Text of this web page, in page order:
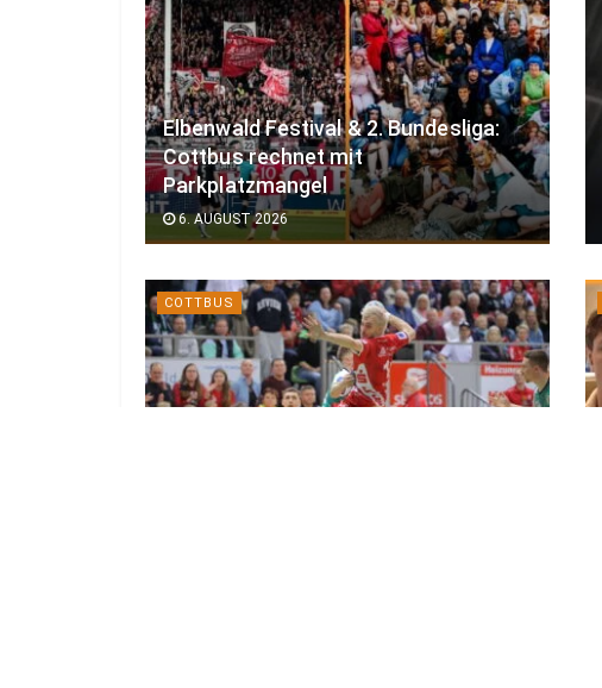
Elbenwald Festival & 2. Bundesliga:
Cottbus rechnet mit
Parkplatzmangel
6. AUGUST 2026
COTTBUS